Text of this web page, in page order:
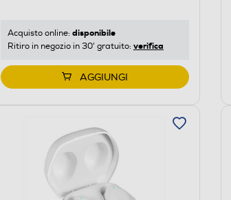
Acquisto online: disponibile
Ritiro in negozio in 30' gratuito: verifica
AGGIUNGI